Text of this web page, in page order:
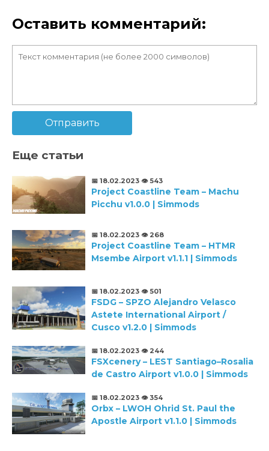
Оставить комментарий:
Отправить
Еще статьи
📅 18.02.2023 👁️ 543
Project Coastline Team – Machu
Picchu v1.0.0 | Simmods
📅 18.02.2023 👁️ 268
Project Coastline Team – HTMR
Msembe Airport v1.1.1 | Simmods
📅 18.02.2023 👁️ 501
FSDG – SPZO Alejandro Velasco
Astete International Airport /
Cusco v1.2.0 | Simmods
📅 18.02.2023 👁️ 244
FSXcenery – LEST Santiago–Rosalia
de Castro Airport v1.0.0 | Simmods
📅 18.02.2023 👁️ 354
Orbx – LWOH Ohrid St. Paul the
Apostle Airport v1.1.0 | Simmods